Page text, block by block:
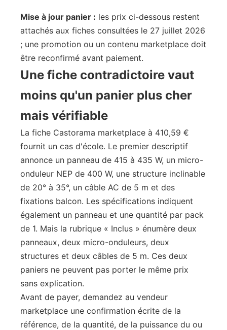
Mise à jour panier : les prix ci-dessous restent
attachés aux fiches consultées le 27 juillet 2026
; une promotion ou un contenu marketplace doit
être reconfirmé avant paiement.
Une fiche contradictoire vaut
moins qu'un panier plus cher
mais vérifiable
La fiche Castorama marketplace à 410,59 €
fournit un cas d'école. Le premier descriptif
annonce un panneau de 415 à 435 W, un micro-
onduleur NEP de 400 W, une structure inclinable
de 20° à 35°, un câble AC de 5 m et des
fixations balcon. Les spécifications indiquent
également un panneau et une quantité par pack
de 1. Mais la rubrique « Inclus » énumère deux
panneaux, deux micro-onduleurs, deux
structures et deux câbles de 5 m. Ces deux
paniers ne peuvent pas porter le même prix
sans explication.
Avant de payer, demandez au vendeur
marketplace une confirmation écrite de la
référence, de la quantité, de la puissance du ou